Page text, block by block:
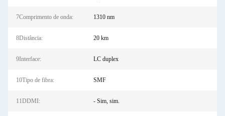
7Comprimento de onda: 1310 nm
8Distância: 20 km
9Interface: LC duplex
10Tipo de fibra: SMF
11DDMI: - Sim, sim.